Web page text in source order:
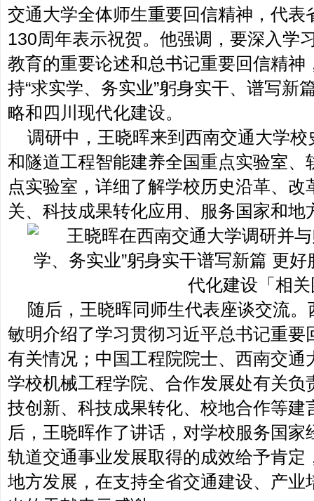
交通大学全体师生重要回信精神，代表
130周年表示祝贺。他强调，要深入学
教育的重要论述和总书记重要回信精神
持“求实学、务实业”躬身实干、谱写新
略和四川现代化建设。
调研中，王晓晖来到西南交通大学
和隧道工程智能建养全国重点实验室、
点实验室，详细了解学校历史沿革、
关、科技成果转化应用、服务国家和
随后，王晓晖同师生代表座谈交流
敏明介绍了学习贯彻习近平总书记重要
有关情况；中国工程院院士、西南交通
学校机械工程学院、合作发展处有关负
技创新、科技成果转化、校地合作等建
后，王晓晖作了讲话，对学校服务国
轨道交通事业发展取得的成效给予肯定
地方发展，在支持全省交通建设、产业